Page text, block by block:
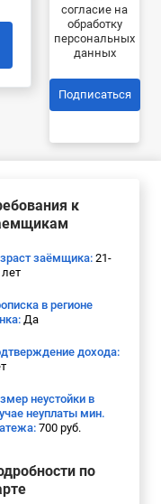
согласие на
обработку
персональных
данных
Подписаться
к
заёмщика: 21-
в регионе
Да
дохода:
неустойки в
неуплаты мин.
700 руб.
по